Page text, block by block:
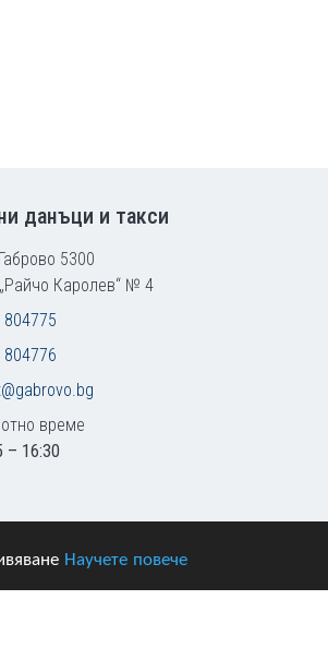
Научете повече
данъци и такси
5300
Каролев“ № 4
804775
804776
време
– 16:30